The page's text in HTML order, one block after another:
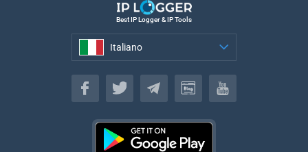
Best IP Logger & IP Tools
Italiano
Italiano